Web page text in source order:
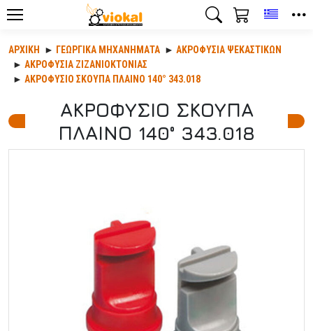
ΑΡΧΙΚΉ ΓΕΩΡΓΙΚΆ ΜΗΧΑΝΉΜΑΤΑ
ΑΚΡΟΦΎΣΙΑ ΨΕΚΑΣΤΙΚΏΝ
ΑΚΡΟΦΥΣΙΑ ΖΙΖΑΝΙΟΚΤΟΝΙΑΣ
ΑΚΡΟΦΥΣΙΟ ΣΚΟΥΠΑ ΠΛΑΙΝΟ 140° 343.018
ΑΚΡΟΦΥΣΙΟ ΣΚΟΥΠΑ
ΠΛΑΙΝΟ 140° 343.018